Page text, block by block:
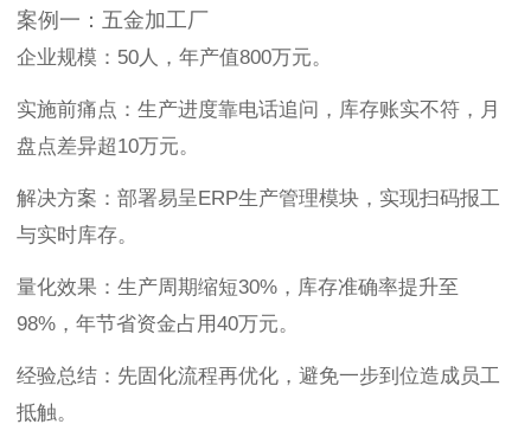
案例一：五金加工厂
企业规模：50人，年产值800万元。
实施前痛点：生产进度靠电话追问，库存账实不符，月
盘点差异超10万元。
解决方案：部署易呈ERP生产管理模块，实现扫码报工
与实时库存。
量化效果：生产周期缩短30%，库存准确率提升至
98%，年节省资金占用40万元。
经验总结：先固化流程再优化，避免一步到位造成员工
抵触。